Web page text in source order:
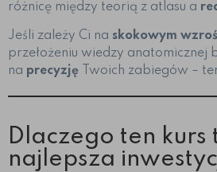
różnicę między teorią z atlasu a
Jeśli zależy Ci na skokowym
przełożeniu wiedzy anatomicznej
na precyzję Twoich zabiegów –
Dlaczego ten kurs
najlepsza